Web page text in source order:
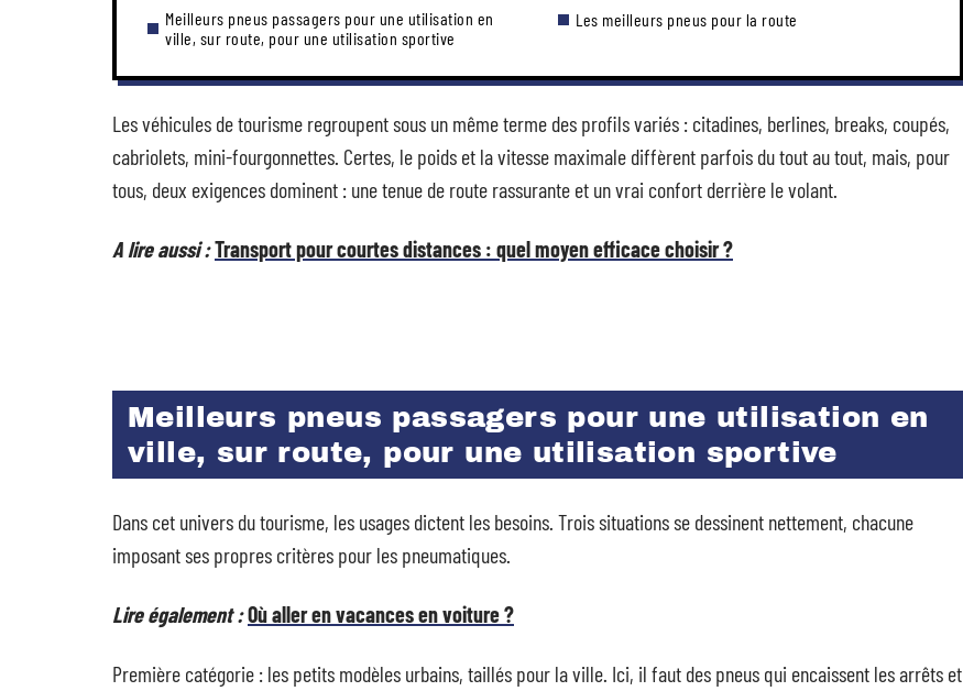
Meilleurs pneus passagers pour une utilisation en
ville, sur route, pour une utilisation sportive
Les meilleurs pneus pour la route
Les véhicules de tourisme regroupent sous un même terme des profils variés : citadines, berlines, breaks, coupés,
cabriolets, mini-fourgonnettes. Certes, le poids et la vitesse maximale diffèrent parfois du tout au tout, mais, pour
tous, deux exigences dominent : une tenue de route rassurante et un vrai confort derrière le volant.
A lire aussi :Transport pour courtes distances : quel moyen efficace choisir ?
Meilleurs pneus passagers pour une utilisation en
ville, sur route, pour une utilisation sportive
Dans cet univers du tourisme, les usages dictent les besoins. Trois situations se dessinent nettement, chacune
imposant ses propres critères pour les pneumatiques.
Lire également :Où aller en vacances en voiture ?
Première catégorie : les petits modèles urbains, taillés pour la ville. Ici, il faut des pneus qui encaissent les arrêts et